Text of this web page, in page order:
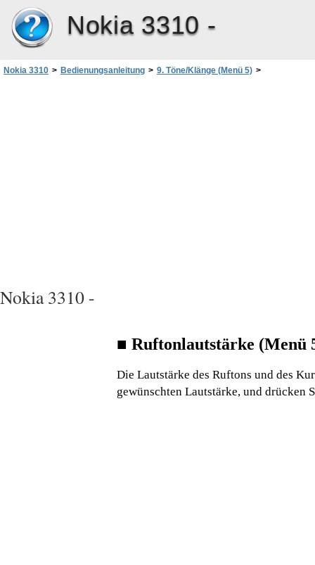
Nokia 3310 -
Nokia 3310 > Bedienungsanleitung > 9. Töne/Klänge (Menü 5) >
Nokia 3310 -
■ Ruftonlautstärke (Menü
Die Lautstärke des Ruftons und des
gewünschten Lautstärke, und drücken